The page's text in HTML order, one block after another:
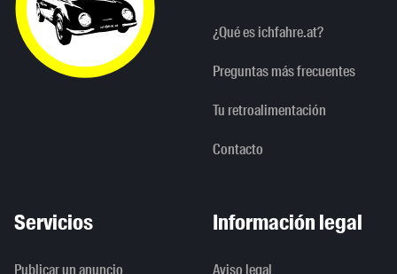
¿Qué es ichfahre.at?
Preguntas más frecuentes
Tu retroalimentación
Contacto
Servicios Información legal